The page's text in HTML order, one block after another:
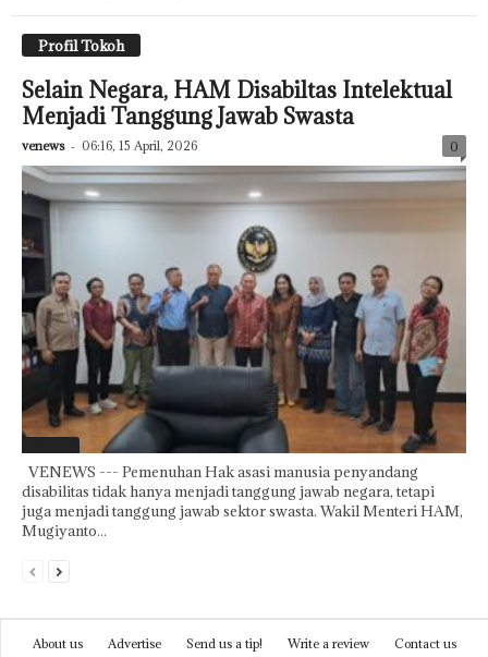
Profil Tokoh
Selain Negara, HAM Disabiltas Intelektual
Menjadi Tanggung Jawab Swasta
venews - 06:16, 15 April, 2026 0
VENEWS --- Pemenuhan Hak asasi manusia penyandang
disabilitas tidak hanya menjadi tanggung jawab negara, tetapi
juga menjadi tanggung jawab sektor swasta. Wakil Menteri HAM,
Mugiyanto...
About us Advertise Send us a tip! Write a review Contact us